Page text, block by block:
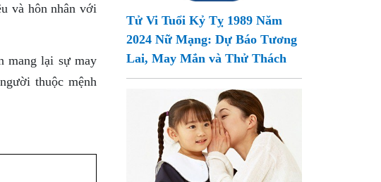
và hôn nhân với
mang lại sự may
thuộc mệnh
Tử Vi Tuổi Kỷ Tỵ 1989 Năm
2024 Nữ Mạng: Dự Báo Tương
Lai, May Mắn và Thử Thách